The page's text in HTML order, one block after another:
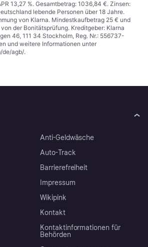
13,27 %. Gesamtbetrag: 1036,84 €. Zinsen:
lebende Personen über 18 Jahre.
von Klarna. Mindestkaufbetrag 25 € und
der Bonitätsprüfung. Kreditgeber: Klarna
46, 111 34 Stockholm, Reg. Nr.: 556737-
und weitere Informationen unter
de/agb/.
Anti-Geldwäsche
Auto-Track
Barrierefreiheit
Impressum
Wikipink
Kontakt
Kontaktinformationen für
Behörden